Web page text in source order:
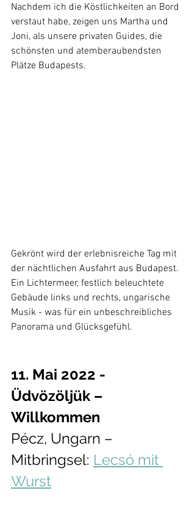
Nachdem ich die Köstlichkeiten an Bord
verstaut habe, zeigen uns Martha und
Joni, als unsere privaten Guides, die
schönsten und atemberaubendsten
Plätze Budapests.
Gekrönt wird der erlebnisreiche Tag mit
der nächtlichen Ausfahrt aus Budapest.
Ein Lichtermeer, festlich beleuchtete
Gebäude links und rechts, ungarische
Musik - was für ein unbeschreibliches
Panorama und Glücksgefühl.
11. Mai 2022 -
Üdvözöljük –
Willkommen
Pécz, Ungarn –
Mitbringsel: Lecsó mit
Wurst